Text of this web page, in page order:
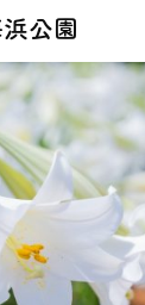
公園